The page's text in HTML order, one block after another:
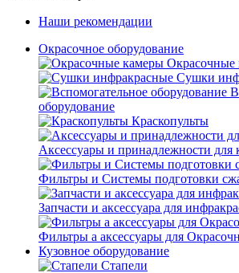
Наши рекомендации
Окрасочное оборудование
Окрасочные
Сушки
оборудование
Краскопульты
Аксессуары и принадлежности для
Фильтры и Системы подготовки
Запчасти и аксессуара для
Фильтры а аксессуары для
Кузовное оборудование
Стапели